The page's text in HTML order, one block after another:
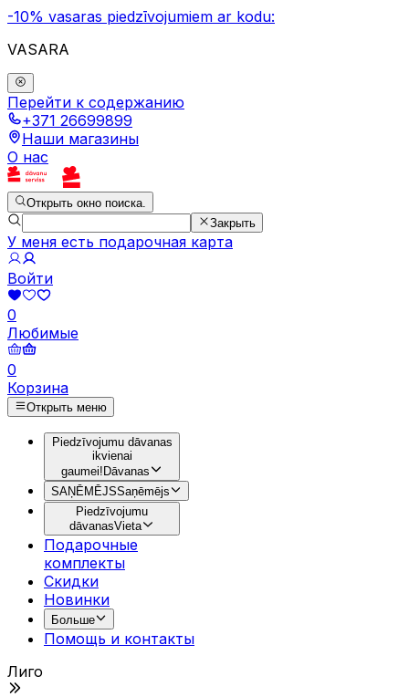
-10% vasaras piedzīvojumiem ar kodu:
VASARA
Перейти к содержанию
+371 26699899
Наши магазины
О нас
Открыть окно поиска.
Закрыть
У меня есть подарочная карта
Войти
0
Любимые
0
Корзина
Открыть меню
Piedzīvojumu dāvanas
ikvienai
gaumei!Dāvanas
SAŅĒMĒJSSaņēmējs
Piedzīvojumu
dāvanasVieta
Подарочные
комплекты
Скидки
Новинки
Больше
Помощь и контакты
Лиго